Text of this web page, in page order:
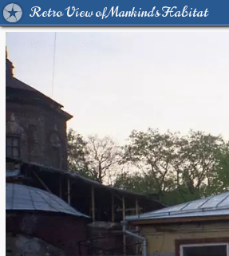
Retro View of Mankind's Habitat